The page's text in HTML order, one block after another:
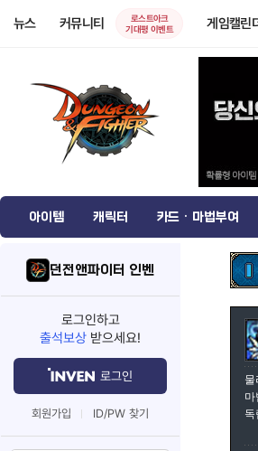
뉴스 커뮤니티
로스트아크
기대평 이벤트
게임캘린
아이템 캐릭터 카드 · 마법부여
던전앤파이터 인벤
로그인하고
출석보상 받으세요!
로그인
회원가입 ID/PW 찾기
물
마
독